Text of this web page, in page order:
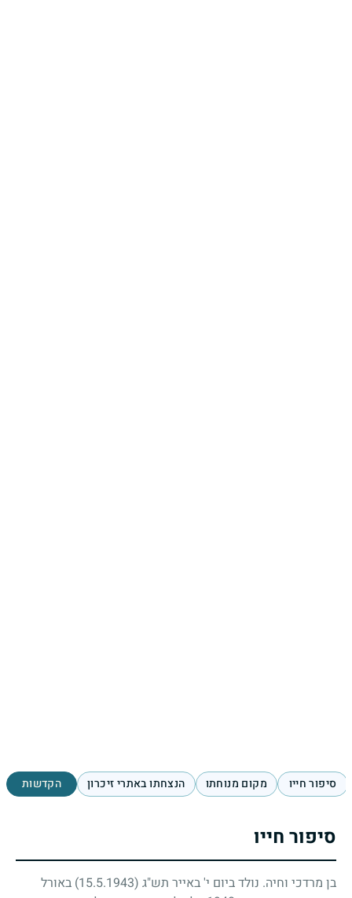
סיפור חייו מקום מנוחתו הנצחתו באתרי זיכרון הקדשות
סיפור חייו
בן מרדכי וחיה. נולד ביום י' באייר תש"ג (15.5.1943)
באורל